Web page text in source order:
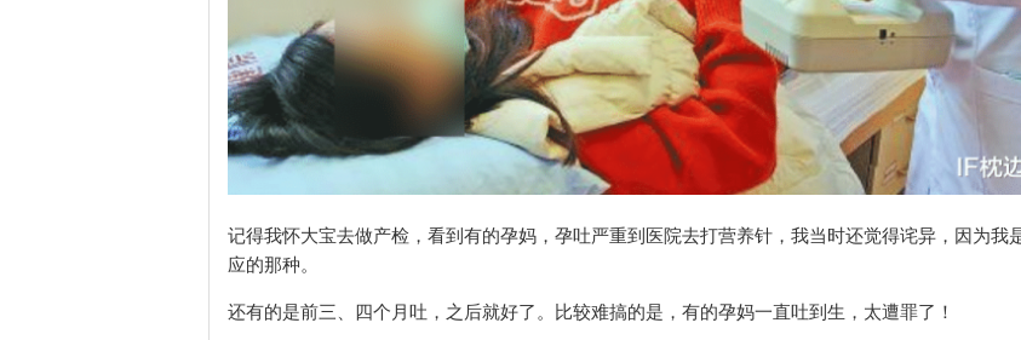
记得我怀大宝去做产检，看到有的孕妈，孕吐严重到医院去打营养针，我当时还觉得诧异，因为我
应的那种。
还有的是前三、四个月吐，之后就好了。比较难搞的是，有的孕妈一直吐到生，太遭罪了！